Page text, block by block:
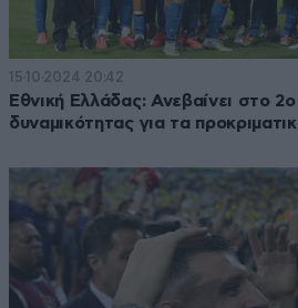
15·10·2024 20:42
Εθνική Ελλάδας: Ανεβαίνει στο
δυναμικότητας για τα